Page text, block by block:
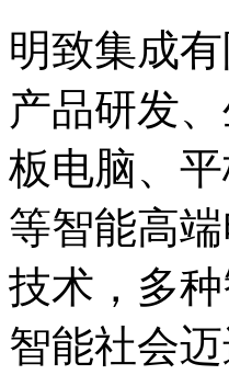
明致集成
产品研发
板电脑、
等智能高
技术，多
智能社会